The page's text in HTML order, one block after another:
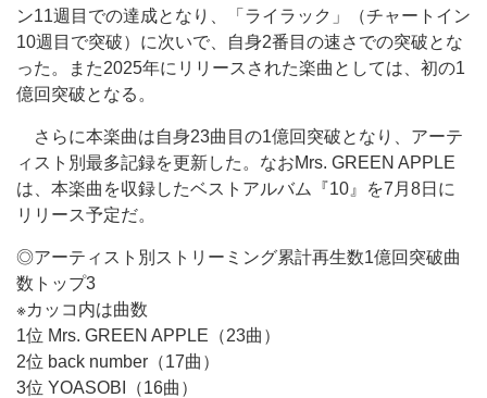
ン11週目での達成となり、「ライラック」（チャートイン
10週目で突破）に次いで、自身2番目の速さでの突破とな
った。また2025年にリリースされた楽曲としては、初の1
億回突破となる。
さらに本楽曲は自身23曲目の1億回突破となり、アーテ
ィスト別最多記録を更新した。なおMrs. GREEN APPLE
は、本楽曲を収録したベストアルバム『10』を7月8日に
リリース予定だ。
◎アーティスト別ストリーミング累計再生数1億回突破曲
数トップ3
※カッコ内は曲数
1位 Mrs. GREEN APPLE（23曲）
2位 back number（17曲）
3位 YOASOBI（16曲）